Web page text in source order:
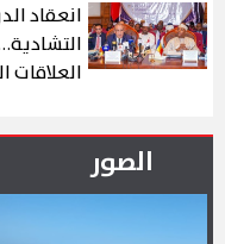
انعقاد
العلاقات
الصور